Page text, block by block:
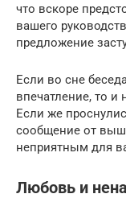
что вскоре
вашего
предложение
Если во сне
впечатление, то и
Если же
сообщение от
неприятным для
Любовь и